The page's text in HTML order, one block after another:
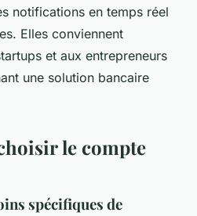
notifications en temps réel
Elles conviennent
et aux entrepreneurs
une solution bancaire
le compte
spécifiques de